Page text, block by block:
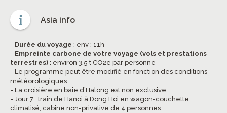
Asia info
- Durée du voyage : env : 11h
- Empreinte carbone de votre voyage (vols et prestations
terrestres) : environ 3,5 t CO2e par personne
- Le programme peut être modifié en fonction des conditions
météorologiques.
- La croisière en baie d’Halong est non exclusive.
- Jour 7 : train de Hanoi à Dong Hoi en wagon-couchette
climatisé, cabine non-privative de 4 personnes.